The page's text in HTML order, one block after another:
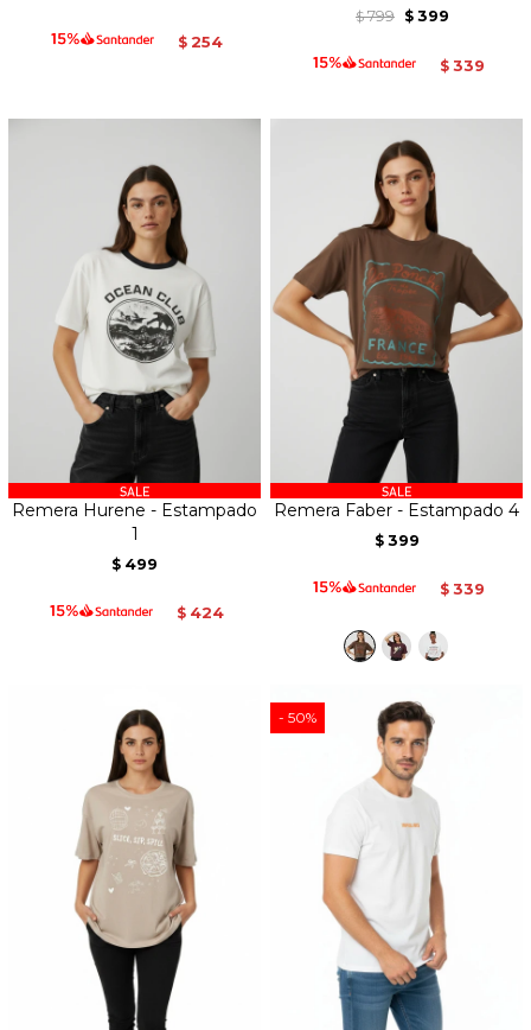
$ 254
$ 799 $ 399
$ 339
Remera Hurene - Estampado
1
$ 499
$ 424
Remera Faber - Estampado 4
$ 399
$ 339
50